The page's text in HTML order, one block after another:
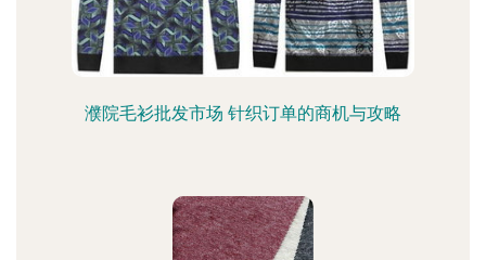
濮院毛衫批发市场 针织订单的商机与攻略